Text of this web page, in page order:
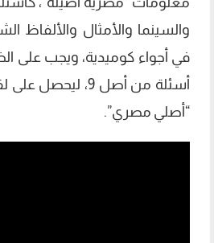
والسينما والأمثال والألفاظ
أسئلة من أصل 9،
“أصلي مصري”.